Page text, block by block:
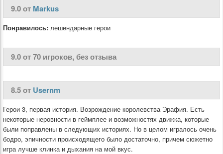
9.0 от Markus
Понравилось: лешендарные герои
9.0 от 70 игроков, без отзыва
8.5 от Usernm
Герои 3, первая история. Возрождение королевства Эрафия. Есть
некоторые неровности в геймплее и возможностях движка, которые
были поправлены в следующих историях. Но в целом игралось очень
бодро, эпичности происходящего было достаточно, причем сюжетно
игра лучше клинка и дыхания на мой вкус.